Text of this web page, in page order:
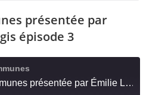
présentée par
épisode 3
Histoire des communes présentée par Émilie Leroy: Auffargis épisode 3